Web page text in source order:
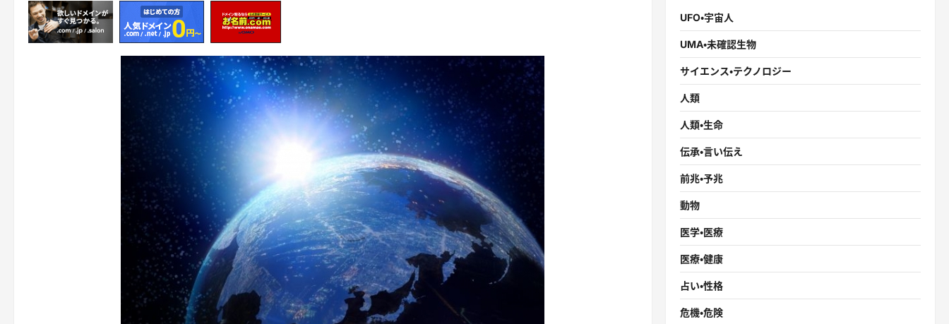
UFO・宇宙人
UMA・未確認生物
サイエンス・テクノロジー
人類
人類・生命
伝承・言い伝え
前兆・予兆
動物
医学・医療
医療・健康
占い・性格
危機・危険